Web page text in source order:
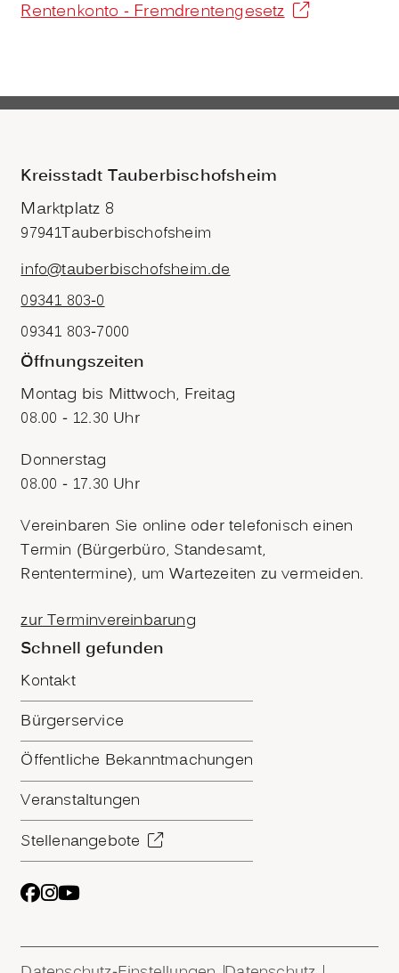
Rentenkonto - Fremdrentengesetz
Kreisstadt Tauberbischofsheim
Marktplatz 8
97941Tauberbischofsheim
info@tauberbischofsheim.de
09341 803-0
09341 803-7000
Öffnungszeiten
Montag bis Mittwoch, Freitag
08.00 - 12.30 Uhr
Donnerstag
08.00 - 17.30 Uhr
Vereinbaren Sie online oder telefonisch einen
Termin (Bürgerbüro, Standesamt,
Rententermine), um Wartezeiten zu vermeiden.
zur Terminvereinbarung
Schnell gefunden
Kontakt
Bürgerservice
Öffentliche Bekanntmachungen
Veranstaltungen
Stellenangebote